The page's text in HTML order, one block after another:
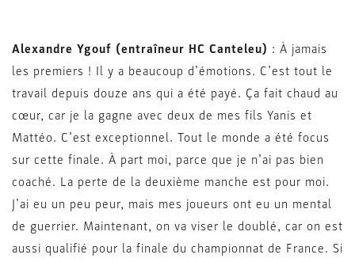
Alexandre Ygouf (entraîneur HC Canteleu) : À jamais
les premiers ! Il y a beaucoup d’émotions. C’est tout le
travail depuis douze ans qui a été payé. Ça fait chaud au
cœur, car je la gagne avec deux de mes fils Yanis et
Mattéo. C’est exceptionnel. Tout le monde a été focus
sur cette finale. À part moi, parce que je n’ai pas bien
coaché. La perte de la deuxième manche est pour moi.
J’ai eu un peu peur, mais mes joueurs ont eu un mental
de guerrier. Maintenant, on va viser le doublé, car on est
aussi qualifié pour la finale du championnat de France. Si